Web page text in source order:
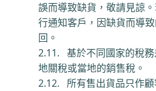
誤而導致缺貨， 敬請見諒 。
行通知客戶，因缺貨而導
回。
2.11. 基於不同國家的稅
地關稅或當地的銷售稅。
2.12.
所有售出貨品只作